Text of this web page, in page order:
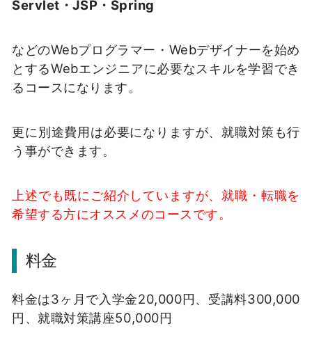
Servlet・JSP・Spring
などのWebプログラマー・Webデザイナーを始め
とするWebエンジニアに必要なスキルを学習でき
るコースになります。
更に別途費用は必要になりますが、就職対策も行
う事ができます。
上述でも既にご紹介していますが、就職・転職を
希望する方にオススメのコースです。
料金
料金は3ヶ月で入学金20,000円、受講料300,000
円、就職対策講座50,000円